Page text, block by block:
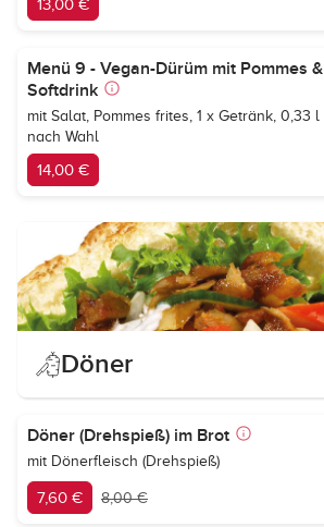
13,00 €
Menü 9 - Vegan-Dürüm mit Pommes &
Softdrink
mit Salat, Pommes frites, 1 x Getränk, 0,33 l
nach Wahl
14,00 €
Döner
Döner (Drehspieß) im Brot
mit Dönerfleisch (Drehspieß)
7,60 € 8,00 €